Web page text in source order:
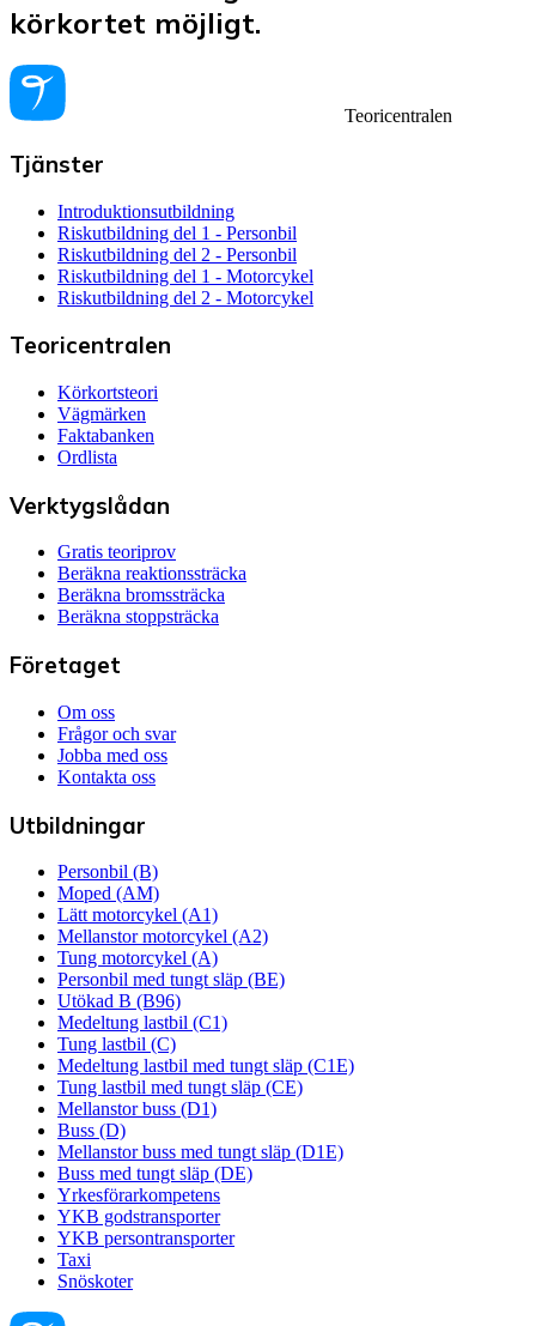
körkortet möjligt.
Teoricentralen
Tjänster
Introduktionsutbildning
Riskutbildning del 1 - Personbil
Riskutbildning del 2 - Personbil
Riskutbildning del 1 - Motorcykel
Riskutbildning del 2 - Motorcykel
Teoricentralen
Körkortsteori
Vägmärken
Faktabanken
Ordlista
Verktygslådan
Gratis teoriprov
Beräkna reaktionssträcka
Beräkna bromssträcka
Beräkna stoppsträcka
Företaget
Om oss
Frågor och svar
Jobba med oss
Kontakta oss
Utbildningar
Personbil (B)
Moped (AM)
Lätt motorcykel (A1)
Mellanstor motorcykel (A2)
Tung motorcykel (A)
Personbil med tungt släp (BE)
Utökad B (B96)
Medeltung lastbil (C1)
Tung lastbil (C)
Medeltung lastbil med tungt släp (C1E)
Tung lastbil med tungt släp (CE)
Mellanstor buss (D1)
Buss (D)
Mellanstor buss med tungt släp (D1E)
Buss med tungt släp (DE)
Yrkesförarkompetens
YKB godstransporter
YKB persontransporter
Taxi
Snöskoter